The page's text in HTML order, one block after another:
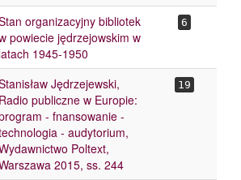
organizacyjny bibliotek
powiecie jędrzejowskim w
latach 1945-1950
6
Jędrzejewski,
Radio publiczne w Europie:
- fnansowanie -
- audytorium,
Poltext,
2015, ss. 244
19